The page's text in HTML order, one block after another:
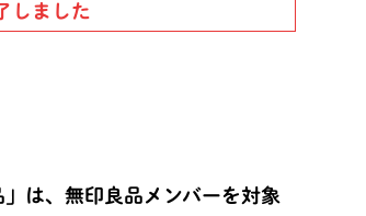
しました
は、無印良品メンバーを対象